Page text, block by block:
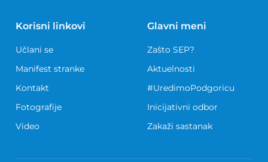
Korisni linkovi
Učlani se
Manifest stranke
Kontakt
Fotografije
Video
Glavni meni
Zašto SEP?
Aktuelnosti
#UredimoPodgoricu
Inicijativni odbor
Zakaži sastanak